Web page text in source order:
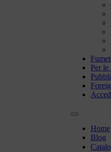
Per
Home
Blog